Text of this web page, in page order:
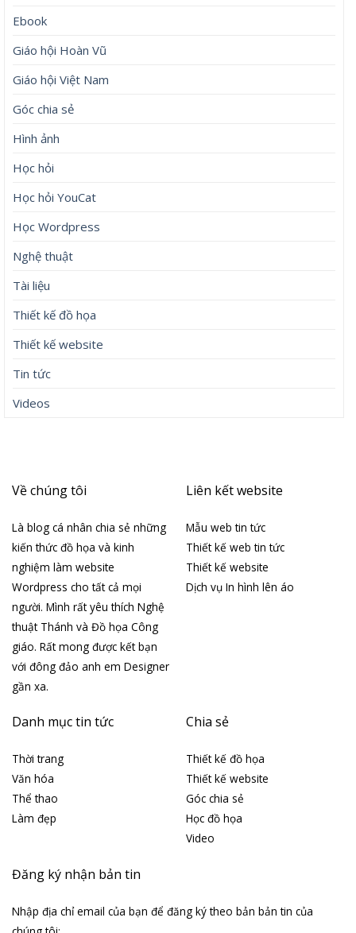
Ebook
Giáo hội Hoàn Vũ
Giáo hội Việt Nam
Góc chia sẻ
Hình ảnh
Học hỏi
Học hỏi YouCat
Học Wordpress
Nghệ thuật
Tài liệu
Thiết kế đồ họa
Thiết kế website
Tin tức
Videos
Về chúng tôi
Là blog cá nhân chia sẻ những
kiến thức đồ họa và kinh
nghiệm làm website
Wordpress cho tất cả mọi
người. Mình rất yêu thích Nghệ
thuật Thánh và Đồ họa Công
giáo. Rất mong được kết bạn
với đông đảo anh em Designer
gần xa.
Liên kết website
Mẫu web tin tức
Thiết kế web tin tức
Thiết kế website
Dịch vụ In hình lên áo
Danh mục tin tức
Thời trang
Văn hóa
Thể thao
Làm đẹp
Chia sẻ
Thiết kế đồ họa
Thiết kế website
Góc chia sẻ
Học đồ họa
Video
Đăng ký nhận bản tin
Nhập địa chỉ email của bạn để đăng ký theo bản bản tin của